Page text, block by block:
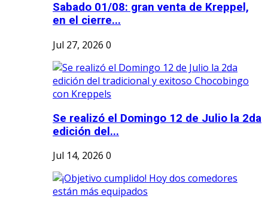
Sabado 01/08: gran venta de Kreppel,
en el cierre...
Jul 27, 2026 0
Se realizó el Domingo 12 de Julio la 2da
edición del...
Jul 14, 2026 0